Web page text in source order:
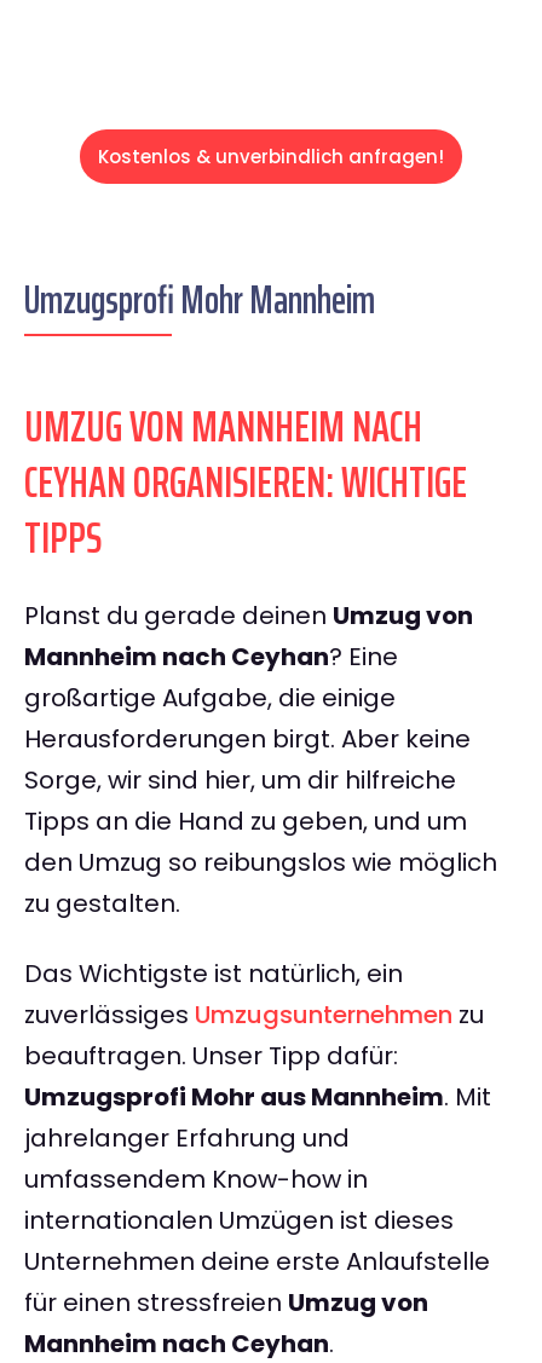
Kostenlos & unverbindlich anfragen!
Umzugsprofi Mohr Mannheim
UMZUG VON MANNHEIM NACH
CEYHAN ORGANISIEREN: WICHTIGE
TIPPS
Planst du gerade deinen Umzug von
Mannheim nach Ceyhan? Eine
großartige Aufgabe, die einige
Herausforderungen birgt. Aber keine
Sorge, wir sind hier, um dir hilfreiche
Tipps an die Hand zu geben, und um
den Umzug so reibungslos wie möglich
zu gestalten.
Das Wichtigste ist natürlich, ein
zuverlässiges Umzugsunternehmen zu
beauftragen. Unser Tipp dafür:
Umzugsprofi Mohr aus Mannheim. Mit
jahrelanger Erfahrung und
umfassendem Know-how in
internationalen Umzügen ist dieses
Unternehmen deine erste Anlaufstelle
für einen stressfreien Umzug von
Mannheim nach Ceyhan.